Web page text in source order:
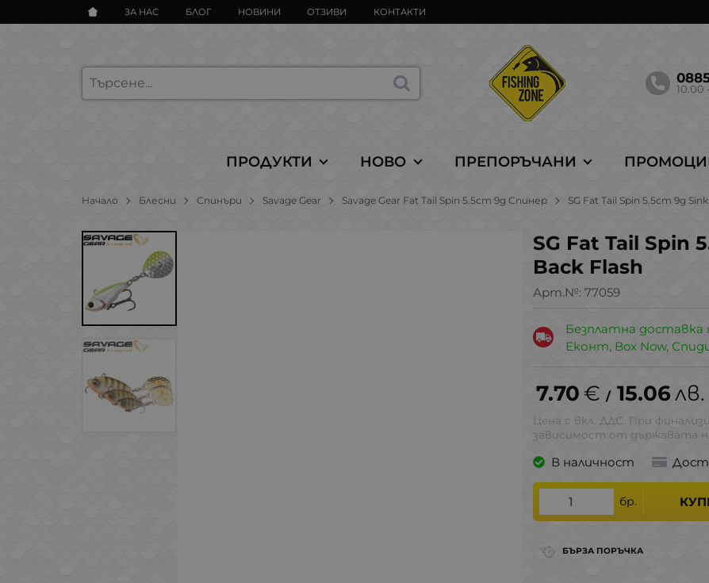
ЗА НАС БЛОГ НОВИНИ ОТЗИВИ КОНТАКТИ
10.00
ПРОДУКТИ НОВО ПРЕПОРЪЧАНИ
Начало Блесни Спинъри Savage Gear Savage Gear Fat Tail Spin 5.5cm 9g Спинер SG Fat Tail Spin 5.5cm 9g
SG Fat Tail Spin
Back Flash
Арт.№: 77059
Безплатна доставка
Еконт, Box Now,
7.70€ / 15.06лв.
Цена с вкл. ДДС. При
зависимост от държавата
В наличност
бр.
БЪРЗА ПОРЪЧКА